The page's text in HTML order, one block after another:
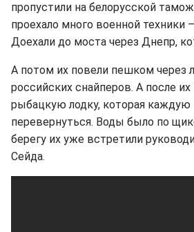
пропустили на белорусской
проехало много военной техники
Доехали до моста через Днепр,
А потом их повели пешком через
российских снайперов. А после их
рыбацкую лодку, которая каждую
перевернуться. Воды было по
берегу их уже встретили
Сейда.